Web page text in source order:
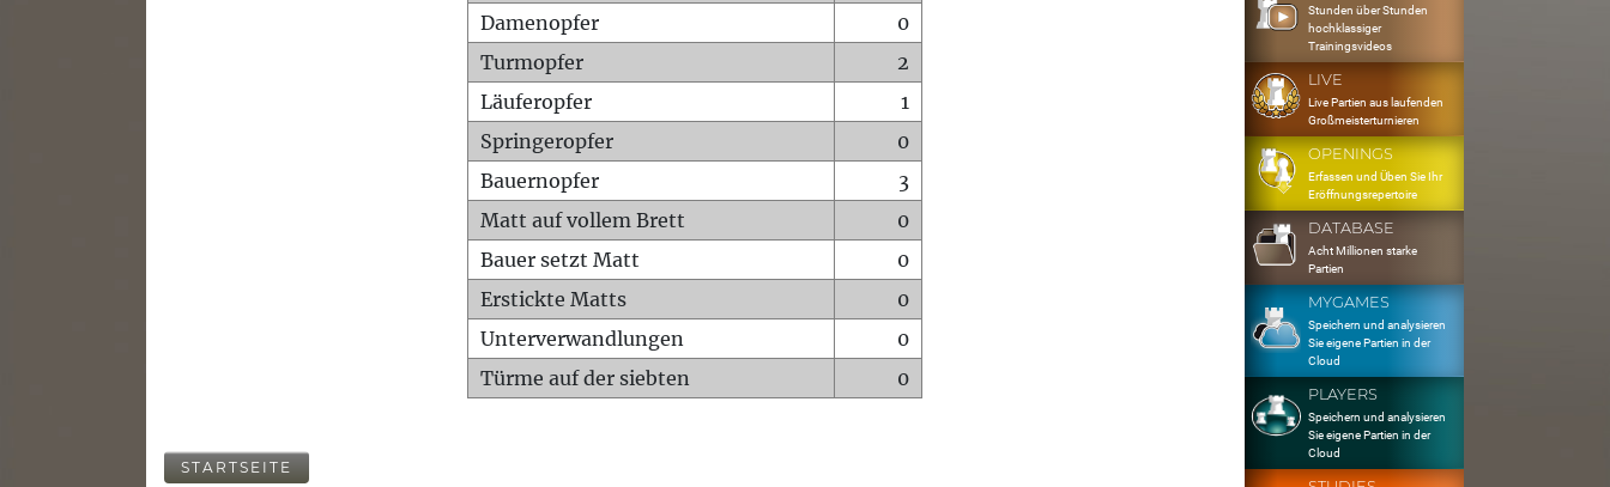
Damenopfer
0
Turmopfer
2
Läuferopfer
1
Springeropfer
0
Bauernopfer
3
Matt auf vollem Brett
0
Bauer setzt Matt
0
Erstickte Matts
0
Unterverwandlungen
0
Türme auf der siebten
0
STARTSEITE
Stunden über Stunden
hochklassiger
Trainingsvideos
LIVE
Live Partien aus laufenden
Großmeisterturnieren
OPENINGS
Erfassen und Üben Sie Ihr
Eröffnungsrepertoire
DATABASE
Acht Millionen starke
Partien
MYGAMES
Speichern und analysieren
Sie eigene Partien in der
Cloud
PLAYERS
Speichern und analysieren
Sie eigene Partien in der
Cloud